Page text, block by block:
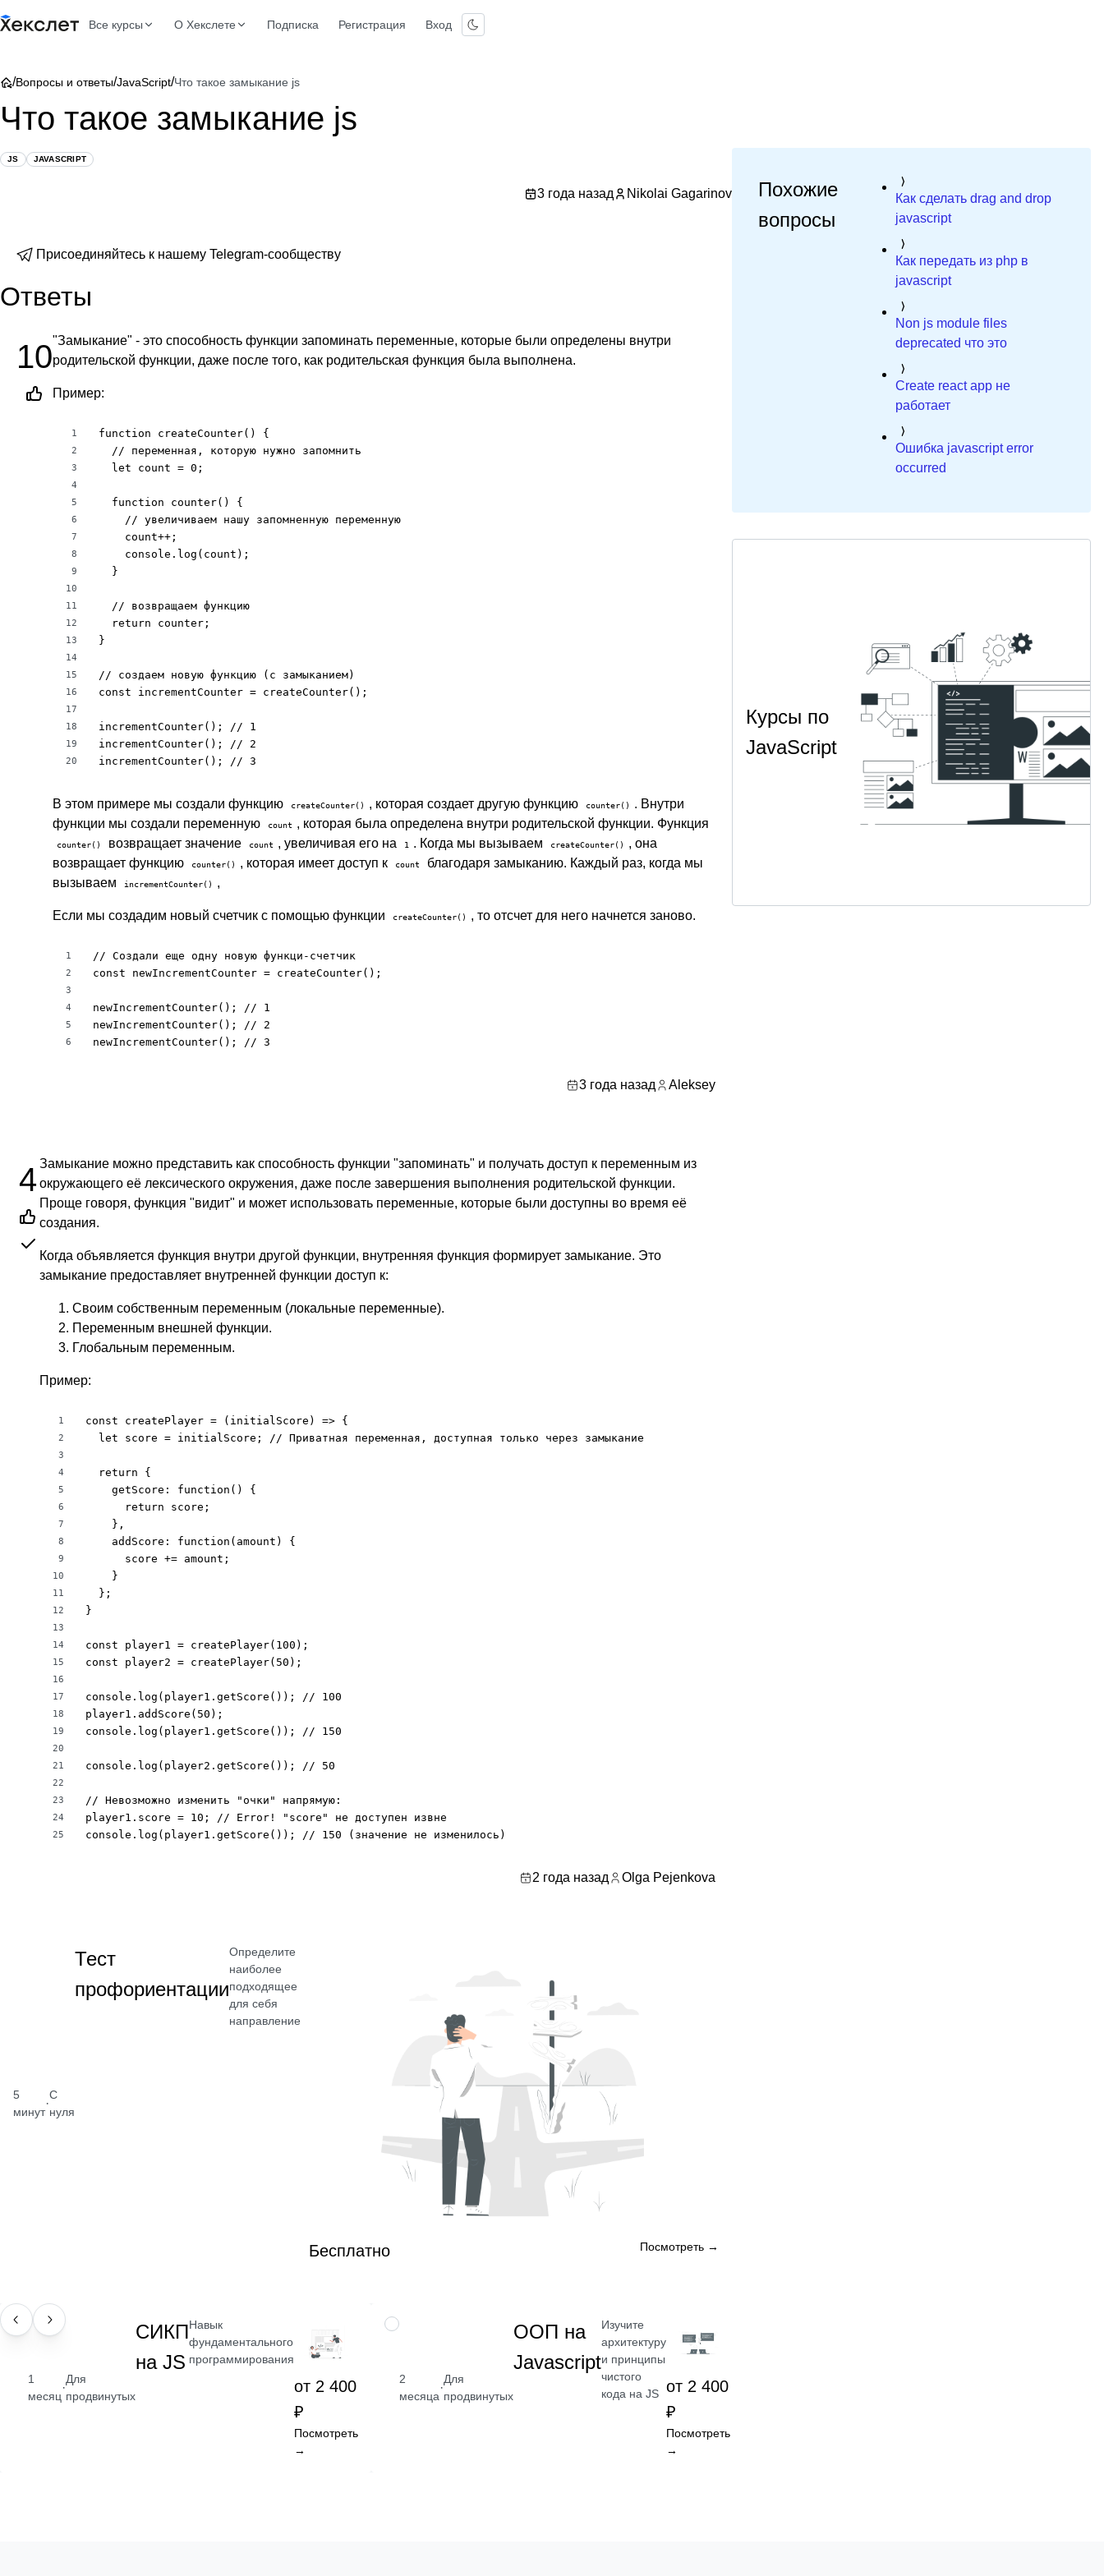
Все курсы О Хекслете Подписка Регистрация Вход
/Вопросы и ответы/JavaScript/Что такое замыкание js
Что такое замыкание js
JS JAVASCRIPT
3 года назад Nikolai Gagarinov
Присоединяйтесь к нашему Telegram-сообществу
Ответы
10"Замыкание" - это способность функции запоминать переменные, которые были определены внутри
родительской функции, даже после того, как родительская функция была выполнена.
Пример:
1
2
3
4
5
6
7
8
9
10
11
12
13
14
15
16
17
18
19
20
function createCounter() {
  // переменная, которую нужно запомнить
  let count = 0;
  function counter() {
    // увеличиваем нашу запомненную переменную
    count++;
    console.log(count);
  }
  // возвращаем функцию
  return counter;
}
// создаем новую функцию (с замыканием)
const incrementCounter = createCounter();
incrementCounter(); // 1
incrementCounter(); // 2
incrementCounter(); // 3
В этом примере мы создали функцию createCounter() , которая создает другую функцию counter()
. Внутри
функции мы создали переменную
count , которая была определена внутри родительской функции. Функция
counter() возвращает значение count , увеличивая его на 1 . Когда мы вызываем createCounter()
, она
возвращает функцию
counter() , которая имеет доступ к count
благодаря замыканию. Каждый раз, когда мы
вызываем
incrementCounter() ,
Если мы создадим новый счетчик с помощью функции createCounter() , то отсчет для него начнется заново.
1
2
3
4
5
6
// Создали еще одну новую функци-счетчик
const newIncrementCounter = createCounter();
newIncrementCounter(); // 1
newIncrementCounter(); // 2
newIncrementCounter(); // 3
3 года назад Aleksey
4 Замыкание можно представить как способность функции "запоминать" и получать доступ к переменным из
окружающего её лексического окружения, даже после завершения выполнения родительской функции.
Проще говоря, функция "видит" и может использовать переменные, которые были доступны во время её
создания.
Когда объявляется функция внутри другой функции, внутренняя функция формирует замыкание. Это
замыкание предоставляет внутренней функции доступ к:
Своим собственным переменным (локальные переменные).
Переменным внешней функции.
Глобальным переменным.
Пример:
1
2
3
4
5
6
7
8
9
10
11
12
13
14
15
16
17
18
19
20
21
22
23
24
25
const createPlayer = (initialScore) => {
  let score = initialScore; // Приватная переменная, доступная только через замыкание
  return {
    getScore: function() {
      return score;
    },
    addScore: function(amount) {
      score += amount;
    }
  };
}
const player1 = createPlayer(100);
const player2 = createPlayer(50);
console.log(player1.getScore()); // 100
player1.addScore(50);
console.log(player1.getScore()); // 150
console.log(player2.getScore()); // 50
// Невозможно изменить "очки" напрямую:
player1.score = 10; // Error! "score" не доступен извне
console.log(player1.getScore()); // 150 (значение не изменилось)
2 года назад Olga Pejenkova
5
минут
·
С
нуля
Тест
профориентации
Определите
наиболее
подходящее
для себя
направление
Бесплатно Посмотреть →
НАВЫК
1
месяц
·
Для
продвинутых
СИКП
на JS
Навык
фундаментального
программирования
от 2 400
₽
Посмотреть
→
НАВЫК
2
месяца
·
Для
продвинутых
ООП на
Javascript
Изучите
архитектуру
и принципы
чистого
кода на JS от 2 400
₽
Посмотреть
→
Похожие
вопросы
Как сделать drag and drop
javascript
Как передать из php в
javascript
Non js module files
deprecated что это
Create react app не
работает
Ошибка javascript error
occurred
Курсы по
JavaScript